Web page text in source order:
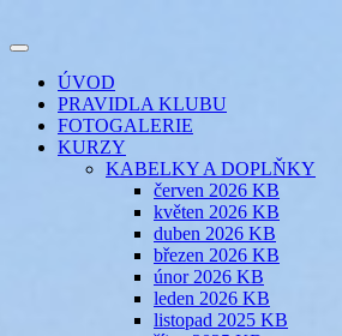
k
webuEVIKLUB
šicí klub
Toggle
navigation
ÚVOD
PRAVIDLA KLUBU
FOTOGALERIE
KURZY
KABELKY A DOPLŇKY
červen 2026 KB
květen 2026 KB
duben 2026 KB
březen 2026 KB
únor 2026 KB
leden 2026 KB
listopad 2025 KB